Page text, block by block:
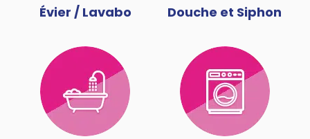
Évier / Lavabo Douche et Siphon